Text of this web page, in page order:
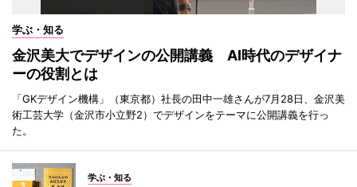
学ぶ・知る
金沢美大でデザインの公開講義 AI時代のデザイナ
ーの役割とは
「GKデザイン機構」（東京都）社長の田中一雄さんが7月28日、金沢美
術工芸大学（金沢市小立野2）でデザインをテーマに公開講義を行っ
た。
学ぶ・知る